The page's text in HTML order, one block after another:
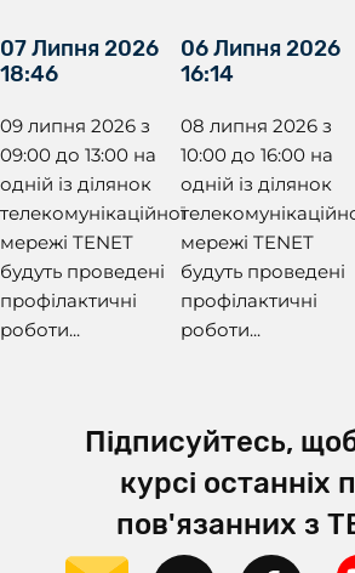
07 Липня 2026
18:46
09 липня 2026 з
09:00 до 13:00 на
одній із ділянок
телекомунікаційної
мережі TENET
будуть проведені
профілактичні
роботи...
06 Липня 2026
16:14
08 липня 2026 з
10:00 до 16:00 на
одній із ділянок
мережі TENET
будуть проведені
профілактичні
роботи...
Підписуйтесь,
курсі останніх
пов'язанних з